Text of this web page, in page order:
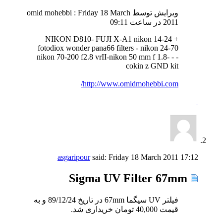
ویرایش توسط omid mohebbi : Friday 18 March
2011 در ساعت
09:11
NIKON D810- FUJI X-A1 nikon 14-24 +
fotodiox wonder pana66 filters - nikon 24-70
nikon 70-200 f2.8 vrII-nikon 50 mm f 1.8- - -
cokin z GND kit
http://www.omidmohebbi.com/
asgaripoursaid: Friday 18 March 2011 17:12
فیلتر UV سیگما 67mm در تاریخ 89/12/24 و به
قیمت 40,000 تومان خریداری شد.